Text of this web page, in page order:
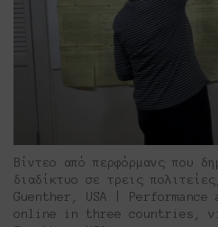
Bίντεο από περφόρμανς που
διαδίκτυο σε τρεις
Guenther, USA |
online in three countries,